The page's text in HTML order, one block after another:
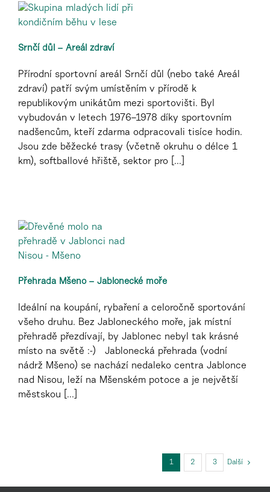
Srnčí důl – Areál zdraví
Přírodní sportovní areál Srnčí důl (nebo také Areál
zdraví) patří svým umístěním v přírodě k
republikovým unikátům mezi sportovišti. Byl
vybudován v letech 1976–1978 díky sportovním
nadšencům, kteří zdarma odpracovali tisíce hodin.
Jsou zde běžecké trasy (včetně okruhu o délce 1
km), softballové hřiště, sektor pro [...]
Přehrada Mšeno – Jablonecké moře
Ideální na koupání, rybaření a celoročně sportování
všeho druhu. Bez Jabloneckého moře, jak místní
přehradě přezdívají, by Jablonec nebyl tak krásné
místo na světě :-) Jablonecká přehrada (vodní
nádrž Mšeno) se nachází nedaleko centra Jablonce
nad Nisou, leží na Mšenském potoce a je největší
městskou [...]
1 2 3 Další